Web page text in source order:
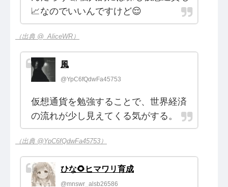
📈なのでいいんですけど😌
（出典 @_AliceWR）
風
@YpC6fQdwFa45753
仮想通貨を勉強することで、世界経済
の流れが少し見えてくる気がする。
（出典 @YpC6fQdwFa45753）
ひな🌻ヒマワリ育成
@mnswr_alsb26586